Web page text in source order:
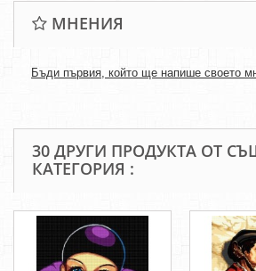
МНЕНИЯ
Бъди първия, който ще напише своето
30 ДРУГИ ПРОДУКТА ОТ
КАТЕГОРИЯ :